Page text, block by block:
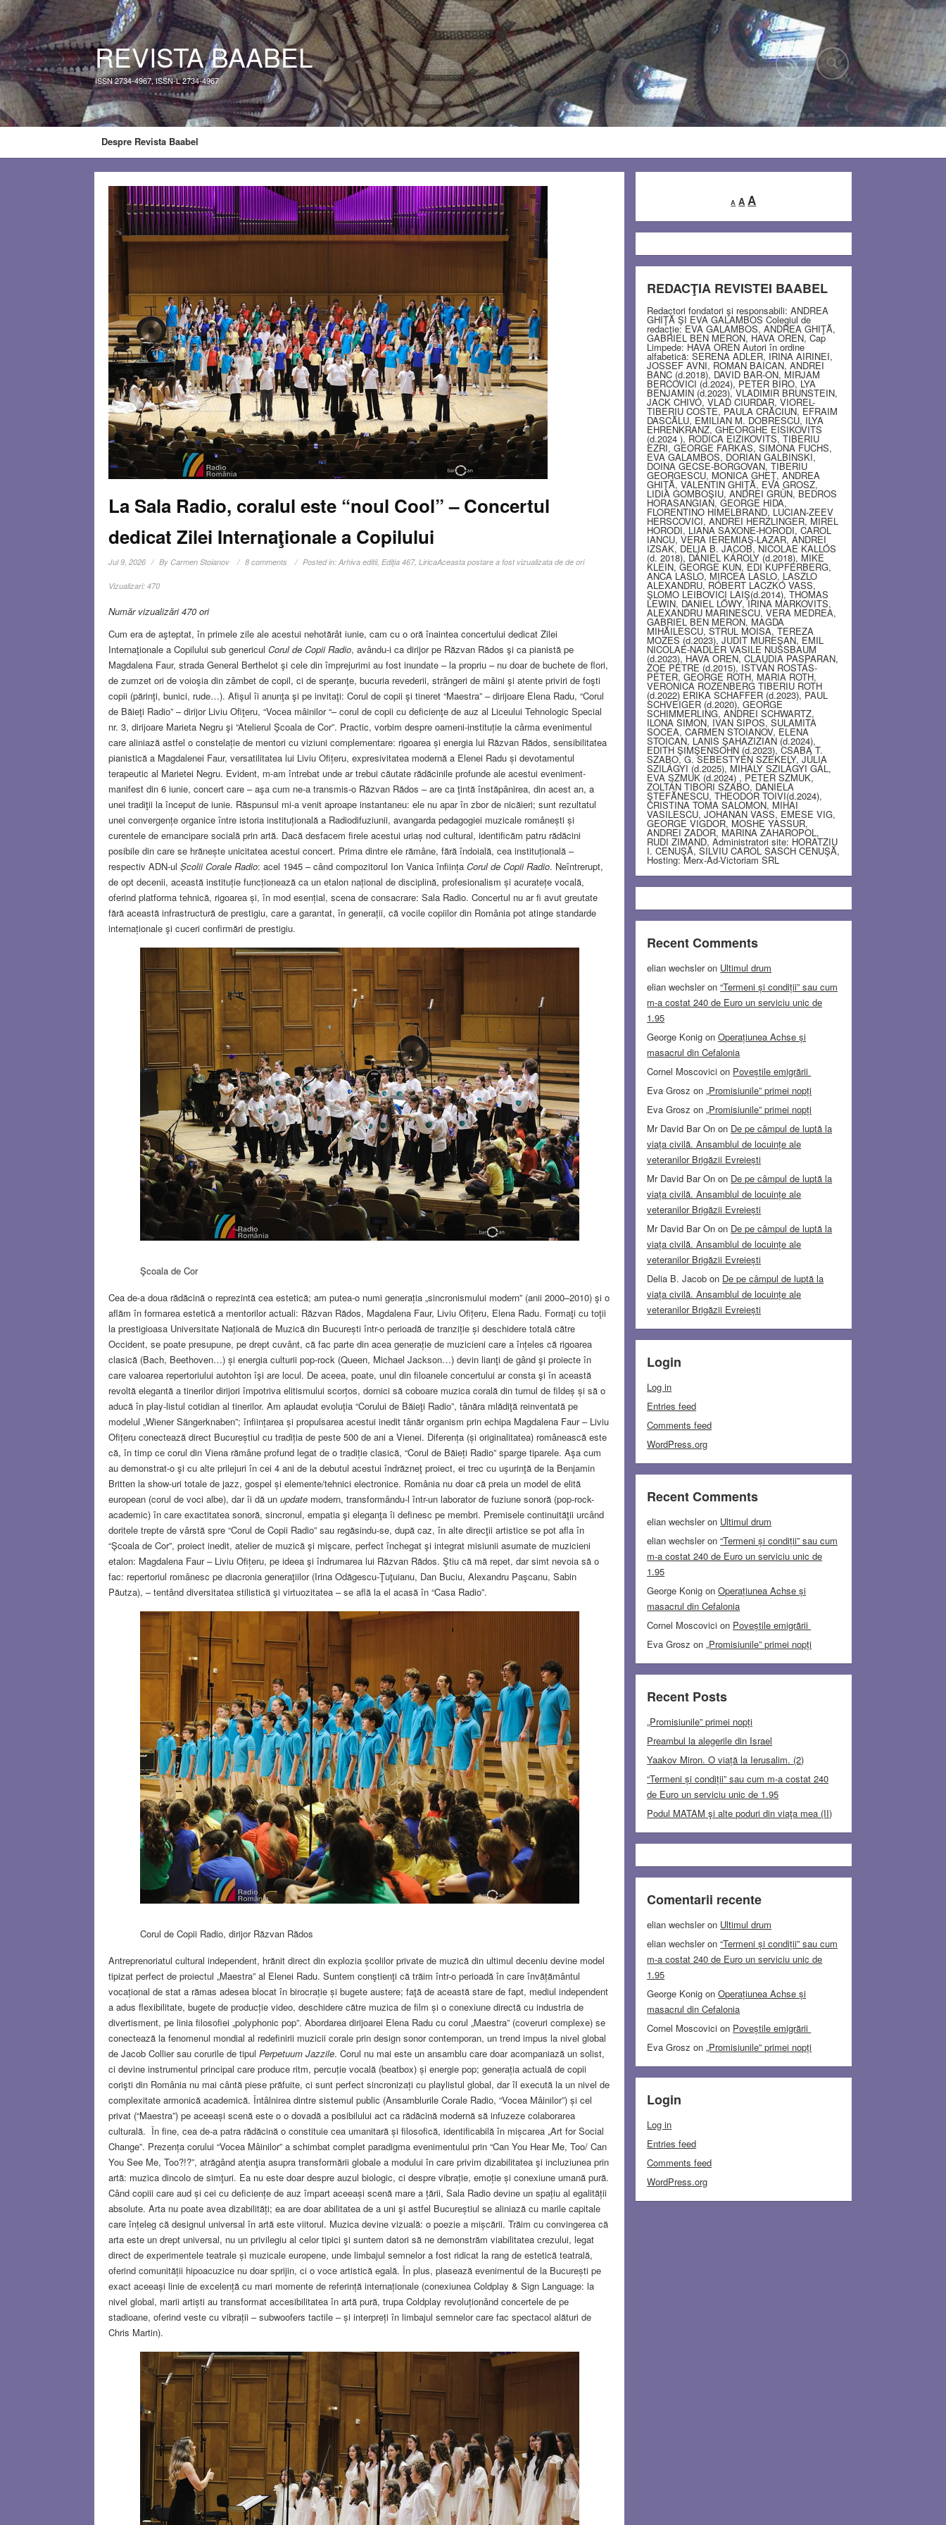
REVISTA BAABEL
ISSN 2734-4967, ISSN-L 2734-4967
Despre Revista Baabel
La Sala Radio, coralul este “noul Cool” – Concertul
dedicat Zilei Internaţionale a Copilului
Jul 9, 2026 ByCarmen Stoianov 8 comments Posted in:Arhiva editii,Ediţia 467,LiricaAceasta postare a fost vizualizata de de ori
Vizualizari: 470
Număr vizualizări 470 ori
Cum era de aşteptat, în primele zile ale acestui nehotărât iunie, cam cu o oră înaintea concertului dedicat Zilei
Internaţionale a Copilului sub genericulCorul de Copii Radio, avându-i ca dirijor pe Răzvan Rădos şi ca pianistă pe
Magdalena Faur, strada General Berthelot şi cele din împrejurimi au fost inundate – la propriu – nu doar de buchete de flori,
de zumzet ori de voioşia din zâmbet de copil, ci de speranţe, bucuria revederii, strângeri de mâini şi atente priviri de foşti
copii (părinţi, bunici, rude…). Afişul îi anunţa şi pe invitaţi: Corul de copii şi tineret “Maestra” – dirijoare Elena Radu, “Corul
de Băieţi Radio” – dirijor Liviu Ofiţeru, “Vocea mâinilor “– corul de copii cu deficienţe de auz al Liceului Tehnologic Special
nr. 3, dirijoare Marieta Negru şi “Atelierul Şcoala de Cor”. Practic, vorbim despre oameni-instituție la cârma evenimentul
care aliniază astfel o constelație de mentori cu viziuni complementare: rigoarea și energia lui Răzvan Rădos, sensibilitatea
pianistică a Magdalenei Faur, versatilitatea lui Liviu Ofițeru, expresivitatea modernă a Elenei Radu și devotamentul
terapeutic al Marietei Negru. Evident, m-am întrebat unde ar trebui căutate rădăcinile profunde ale acestui eveniment-
manifest din 6 iunie, concert care – aşa cum ne-a transmis-o Răzvan Rădos – are ca ţintă înstăpânirea, din acest an, a
unei tradiţii la început de iunie. Răspunsul mi-a venit aproape instantaneu: ele nu apar în zbor de nicăieri; sunt rezultatul
unei convergențe organice între istoria instituțională a Radiodifuziunii, avangarda pedagogiei muzicale românești și
curentele de emancipare socială prin artă. Dacă desfacem firele acestui uriaș nod cultural, identificăm patru rădăcini
posibile din care se hrănește unicitatea acestui concert. Prima dintre ele rămâne, fără îndoială, cea instituțională –
respectiv ADN-ulȘcolii Corale Radio: acel 1945 – când compozitorul Ion Vanica înființaCorul de Copii Radio. Neîntrerupt,
de opt decenii, această instituție funcționează ca un etalon național de disciplină, profesionalism și acuratețe vocală,
oferind platforma tehnică, rigoarea și, în mod esențial, scena de consacrare: Sala Radio. Concertul nu ar fi avut greutate
fără această infrastructură de prestigiu, care a garantat, în generații, că vocile copiilor din România pot atinge standarde
internaționale şi cuceri confirmări de prestigiu.
Şcoala de Cor
Cea de-a doua rădăcină o reprezintă cea estetică; am putea-o numi generația „sincronismului modern” (anii 2000–2010) şi o
aflăm în formarea estetică a mentorilor actuali: Răzvan Rădos, Magdalena Faur, Liviu Ofițeru, Elena Radu. Formaţi cu toţii
la prestigioasa Universitate Națională de Muzică din București într-o perioadă de tranziție și deschidere totală către
Occident, se poate presupune, pe drept cuvânt, că fac parte din acea generație de muzicieni care a înțeles că rigoarea
clasică (Bach, Beethoven…) și energia culturii pop-rock (Queen, Michael Jackson…) devin lianţi de gând şi proiecte în
care valoarea repertoriului autohton îşi are locul. De aceea, poate, unul din filoanele concertului ar consta şi în această
revoltă elegantă a tinerilor dirijori împotriva elitismului scorțos, dornici să coboare muzica corală din turnul de fildeș și să o
aducă în play-listul cotidian al tinerilor. Am aplaudat evoluţia “Corului de Băieţi Radio”, tânăra mlădiţă reinventată pe
modelul „Wiener Sängerknaben”; înființarea și propulsarea acestui inedit tânăr organism prin echipa Magdalena Faur – Liviu
Ofițeru conectează direct Bucureștiul cu tradiția de peste 500 de ani a Vienei. Diferența (și originalitatea) românească este
că, în timp ce corul din Viena rămâne profund legat de o tradiție clasică, “Corul de Băieți Radio” sparge tiparele. Aşa cum
au demonstrat-o şi cu alte prilejuri în cei 4 ani de la debutul acestui îndrăzneţ proiect, ei trec cu uşurinţă de la Benjamin
Britten la show-uri totale de jazz, gospel și elemente/tehnici electronice. România nu doar că preia un model de elită
european (corul de voci albe), dar îi dă unupdate modern, transformându-l într-un laborator de fuziune sonoră (pop-rock-
academic) în care exactitatea sonoră, sincronul, empatia şi eleganţa îi definesc pe membri. Premisele continuităţii urcând
doritele trepte de vârstă spre “Corul de Copii Radio” sau regăsindu-se, după caz, în alte direcţii artistice se pot afla în
“Şcoala de Cor”, proiect inedit, atelier de muzică şi mişcare, perfect închegat şi integrat misiunii asumate de muzicieni
etalon: Magdalena Faur – Liviu Ofițeru, pe ideea şi îndrumarea lui Răzvan Rădos. Ştiu că mă repet, dar simt nevoia să o
fac: repertoriul românesc pe diacronia generaţiilor (Irina Odăgescu-Ţuţuianu, Dan Buciu, Alexandru Paşcanu, Sabin
Păutza), – tentând diversitatea stilistică şi virtuozitatea – se află la el acasă în “Casa Radio”.
Corul de Copii Radio, dirijor Răzvan Rădos
Antreprenoriatul cultural independent, hrănit direct din explozia școlilor private de muzică din ultimul deceniu devine model
tipizat perfect de proiectul „Maestra” al Elenei Radu. Suntem conştienţi că trăim într-o perioadă în care învățământul
vocațional de stat a rămas adesea blocat în birocrație și bugete austere; faţă de această stare de fapt, mediul independent
a adus flexibilitate, bugete de producție video, deschidere către muzica de film și o conexiune directă cu industria de
divertisment, pe linia filosofiei „polyphonic pop”. Abordarea dirijoarei Elena Radu cu corul „Maestra” (coveruri complexe) se
conectează la fenomenul mondial al redefinirii muzicii corale prin design sonor contemporan, un trend impus la nivel global
de Jacob Collier sau corurile de tipulPerpetuum Jazzile. Corul nu mai este un ansamblu care doar acompaniază un solist,
ci devine instrumentul principal care produce ritm, percuție vocală (beatbox) și energie pop; generația actuală de copii
corişti din România nu mai cântă piese prăfuite, ci sunt perfect sincronizați cu playlistul global, dar îl execută la un nivel de
complexitate armonică academică. Întâlnirea dintre sistemul public (Ansamblurile Corale Radio, “Vocea Mâinilor”) și cel
privat (“Maestra”) pe aceeași scenă este o o dovadă a posibilului act ca rădăcină modernă să infuzeze colaborarea
culturală. În fine, cea de-a patra rădăcină o constituie cea umanitară și filosofică, identificabilă în mișcarea „Art for Social
Change”. Prezența corului “Vocea Mâinilor” a schimbat complet paradigma evenimentului prin “Can You Hear Me, Too/ Can
You See Me, Too?!?”, atrăgând atenţia asupra transformării globale a modului în care privim dizabilitatea şi incluziunea prin
artă: muzica dincolo de simţuri. Ea nu este doar despre auzul biologic, ci despre vibrație, emoție și conexiune umană pură.
Când copiii care aud și cei cu deficiențe de auz împart aceeași scenă mare a țării, Sala Radio devine un spațiu al egalității
absolute. Arta nu poate avea dizabilități; ea are doar abilitatea de a uni şi astfel Bucureștiul se aliniază cu marile capitale
care înțeleg că designul universal în artă este viitorul. Muzica devine vizuală: o poezie a mișcării. Trăim cu convingerea că
arta este un drept universal, nu un privilegiu al celor tipici şi suntem datori să ne demonstrăm viabilitatea crezului, legat
direct de experimentele teatrale și muzicale europene, unde limbajul semnelor a fost ridicat la rang de estetică teatrală,
oferind comunității hipoacuzice nu doar sprijin, ci o voce artistică egală. În plus, plasează evenimentul de la București pe
exact aceeași linie de excelență cu mari momente de referință internaționale (conexiunea Coldplay & Sign Language: la
nivel global, marii artiști au transformat accesibilitatea în artă pură, trupa Coldplay revoluționând concertele de pe
stadioane, oferind veste cu vibrații – subwoofers tactile – și interpreți în limbajul semnelor care fac spectacol alături de
Chris Martin).
A
Decrease
font
A Reset
AIncrease
font
REDACŢIA REVISTEI BAABEL
Redactori fondatori şi responsabili: ANDREA
GHIŢĂ ŞI EVA GALAMBOS Colegiul de
redacţie: EVA GALAMBOS, ANDREA GHIŢĂ,
GABRIEL BEN MERON, HAVA OREN, Cap
Limpede: HAVA OREN Autori în ordine
alfabetică: SERENA ADLER, IRINA AIRINEI,
JOSSEF AVNI, ROMAN BAICAN, ANDREI
BANC (d.2018), DAVID BAR-ON, MIRJAM
BERCOVICI (d.2024), PETER BIRO, LYA
BENJAMIN (d.2023), VLADIMIR BRUNSTEIN,
JACK CHIVO, VLAD CIURDAR, VIOREL-
TIBERIU COSTE, PAULA CRĂCIUN, EFRAIM
DASCĂLU, EMILIAN M. DOBRESCU, ILYA
EHRENKRANZ, GHEORGHE EISIKOVITS
(d.2024 ), RODICA EIZIKOVITS, TIBERIU
EZRI, GEORGE FARKAS, SIMONA FUCHS,
EVA GALAMBOS, DORIAN GALBINSKI,
DOINA GECSE-BORGOVAN, TIBERIU
GEORGESCU, MONICA GHEŢ, ANDREA
GHIŢĂ, VALENTIN GHIŢĂ, EVA GROSZ,
LIDIA GOMBOŞIU, ANDREI GRÜN, BEDROS
HORASANGIAN, GEORGE HIDA,
FLORENTINO HIMELBRAND, LUCIAN-ZEEV
HERSCOVICI, ANDREI HERZLINGER, MIREL
HORODI, LIANA SAXONE-HORODI, CAROL
IANCU, VERA IEREMIAŞ-LAZAR, ANDREI
IZSAK, DELIA B. JACOB, NICOLAE KALLÓS
(d. 2018), DÁNIEL KÁROLY (d.2018), MIKE
KLEIN, GEORGE KUN, EDI KUPFERBERG,
ANCA LASLO, MIRCEA LASLO, LASZLO
ALEXANDRU, RÓBERT LACZKÓ VASS,
ŞLOMO LEIBOVICI LAIŞ(d.2014), THOMAS
LEWIN, DANIEL LŐWY, IRINA MARKOVITS,
ALEXANDRU MARINESCU, VERA MEDREA,
GABRIEL BEN MERON, MAGDA
MIHĂILESCU, STRUL MOISA, TEREZA
MOZES (d.2023), JUDIT MUREŞAN, EMIL
NICOLAE-NADLER VASILE NUSSBAUM
(d.2023), HAVA OREN, CLAUDIA PASPARAN,
ZOE PETRE (d.2015), ISTVÁN ROSTÁS-
PÉTER, GEORGE ROTH, MARIA ROTH,
VERONICA ROZENBERG TIBERIU ROTH
(d.2022) ERIKA SCHAFFER (d.2023), PAUL
SCHVEIGER (d.2020), GEORGE
SCHIMMERLING, ANDREI SCHWARTZ,
ILONA SIMON, IVAN SIPOS, SULAMITA
SOCEA, CARMEN STOIANOV, ELENA
STOICAN, LANIS ŞAHAZIZIAN (d.2024),
EDITH ŞIMŞENSOHN (d.2023), CSABA T.
SZABO, G. SEBESTYEN SZEKELY, JÚLIA
SZILÁGYI (d.2025), MIHÁLY SZILÁGYI GÁL,
EVA SZMUK (d.2024) , PETER SZMUK,
ZOLTÁN TIBORI SZABO, DANIELA
ŞTEFĂNESCU, THEODOR TOIVI(d.2024),
CRISTINA TOMA SALOMON, MIHAI
VASILESCU, JOHANAN VASS, EMESE VIG,
GEORGE VIGDOR, MOSHE YASSUR,
ANDREI ZADOR, MARINA ZAHAROPOL,
RUDI ZIMAND, Administratori site: HORATZIU
I. CENUŞĂ, SILVIU CAROL SASCH CENUŞĂ,
Hosting: Merx-Ad-Victoriam SRL
Recent Comments
elian wechsleron Ultimul drum
elian wechsleron“Termeni și condiții” sau cum
m-a costat 240 de Euro un serviciu unic de
1.95
George Konig onOperațiunea Achse și
masacrul din Cefalonia
Cornel Moscovici on Poveștile emigrării
Eva Grosz on„Promisiunile” primei nopți
Eva Grosz on„Promisiunile” primei nopți
Mr David Bar On on De pe câmpul de luptă la
viața civilă. Ansamblul de locuințe ale
veteranilor Brigăzii Evreiești
Mr David Bar On on De pe câmpul de luptă la
viața civilă. Ansamblul de locuințe ale
veteranilor Brigăzii Evreiești
Mr David Bar On on De pe câmpul de luptă la
viața civilă. Ansamblul de locuințe ale
veteranilor Brigăzii Evreiești
Delia B. Jacob on De pe câmpul de luptă la
viața civilă. Ansamblul de locuințe ale
veteranilor Brigăzii Evreiești
Login
Log in
Entries feed
Comments feed
WordPress.org
Recent Comments
elian wechsleron Ultimul drum
elian wechsleron“Termeni și condiții” sau cum
m-a costat 240 de Euro un serviciu unic de
1.95
George Konig onOperațiunea Achse și
masacrul din Cefalonia
Cornel Moscovici on Poveștile emigrării
Eva Grosz on„Promisiunile” primei nopți
Recent Posts
„Promisiunile” primei nopți
Preambul la alegerile din Israel
Yaakov Miron. O viață la Ierusalim. (2)
“Termeni și condiții” sau cum m-a costat 240
de Euro un serviciu unic de 1.95
Podul MATAM şi alte poduri din viaţa mea (II)
Comentarii recente
elian wechsleron Ultimul drum
elian wechsleron“Termeni și condiții” sau cum
m-a costat 240 de Euro un serviciu unic de
1.95
George Konig onOperațiunea Achse și
masacrul din Cefalonia
Cornel Moscovici on Poveștile emigrării
Eva Grosz on„Promisiunile” primei nopți
Login
Log in
Entries feed
Comments feed
WordPress.org